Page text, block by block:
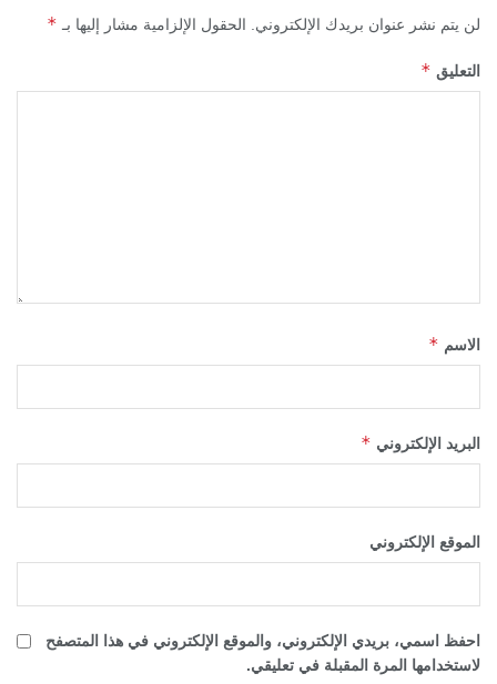
لن يتم نشر عنوان بريدك الإلكتروني. الحقول الإلزامية مشار إليها بـ *
التعليق *
الاسم *
البريد الإلكتروني *
الموقع الإلكتروني
احفظ اسمي، بريدي الإلكتروني، والموقع الإلكتروني في هذا المتصفح
لاستخدامها المرة المقبلة في تعليقي.